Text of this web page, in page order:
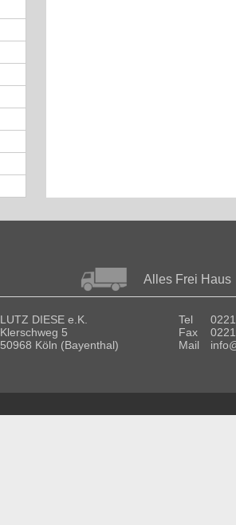
Alles Frei Haus
LUTZ DIESE e.K.
Klerschweg 5
50968 Köln (Bayenthal)
Tel
Fax
Mail